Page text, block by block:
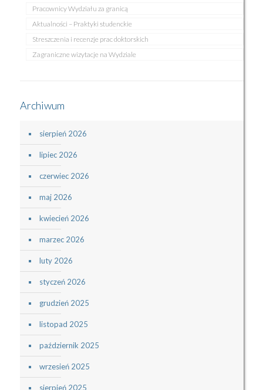
Pracownicy Wydziału za granicą
Aktualności – Praktyki studenckie
Streszczenia i recenzje prac doktorskich
Zagraniczne wizytacje na Wydziale
Archiwum
sierpień 2026
lipiec 2026
czerwiec 2026
maj 2026
kwiecień 2026
marzec 2026
luty 2026
styczeń 2026
grudzień 2025
listopad 2025
październik 2025
wrzesień 2025
sierpień 2025